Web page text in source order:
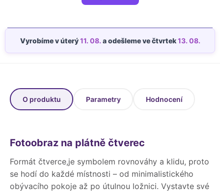
Vyrobíme v úterý11. 08. a odešleme ve čtvrtek13. 08.
O produktu Parametry Hodnocení
Fotoobraz na plátně čtverec
Formát čtverce,je symbolem rovnováhy a klidu, proto
se hodí do každé místnosti – od minimalistického
obývacího pokoje až po útulnou ložnici. Vystavte své